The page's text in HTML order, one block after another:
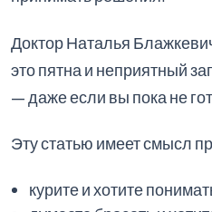
Доктор Наталья
это пятна и неприятный
— даже если вы пока не
Эту статью имеет смысл
курите и хотите